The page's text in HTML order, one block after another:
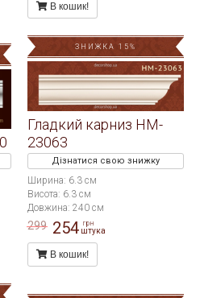
В кошик!
ЗНИЖКА 15%
Гладкий карниз HM-
23063
Дізнатися свою знижку
Ширина: 6.3 см
Висота: 6.3 см
Довжина: 240 см
299 254 грн
штука
В кошик!